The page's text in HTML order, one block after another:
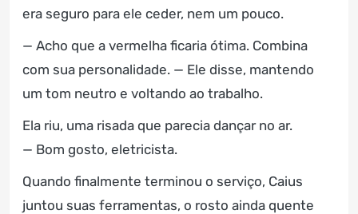
era seguro para ele ceder, nem um pouco.
— Acho que a vermelha ficaria ótima. Combina
com sua personalidade. — Ele disse, mantendo
um tom neutro e voltando ao trabalho.
Ela riu, uma risada que parecia dançar no ar.
— Bom gosto, eletricista.
Quando finalmente terminou o serviço, Caius
juntou suas ferramentas, o rosto ainda quente